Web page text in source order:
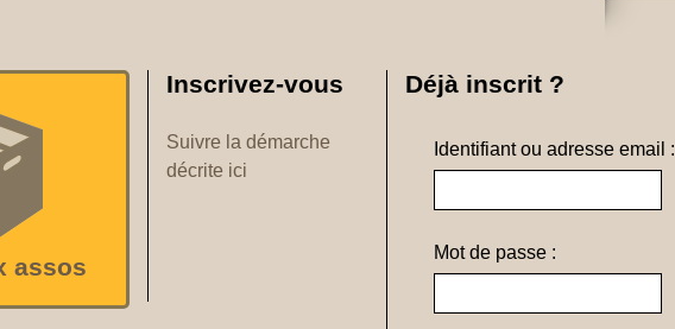
assos
Inscrivez-vous
Suivre la démarche
décrite ici
Déjà inscrit ?
Identifiant ou adresse email :
Mot de passe :